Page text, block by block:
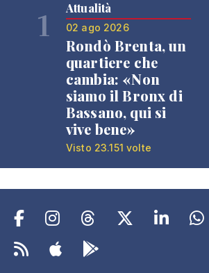
1 Attualità
02 ago 2026
Rondò Brenta, un
quartiere che
cambia: «Non
siamo il Bronx di
Bassano, qui si
vive bene»
Visto 23.151 volte